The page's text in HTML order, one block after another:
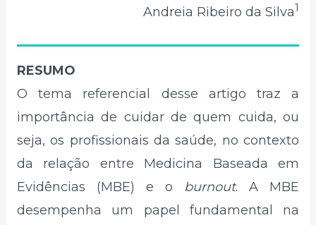
Andreia Ribeiro da Silva1
RESUMO
O tema referencial desse artigo traz a
importância de cuidar de quem cuida, ou
seja, os profissionais da saúde, no contexto
da relação entre Medicina Baseada em
Evidências (MBE) e o burnout. A MBE
desempenha um papel fundamental na